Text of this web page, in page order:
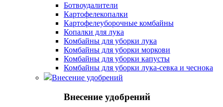
Ботвоудалители
Картофелекопалки
Картофелеуборочные комбайны
Копалки для лука
Комбайны для уборки лука
Комбайны для уборки моркови
Комбайны для уборки капусты
Комбайны для уборки лука-севка и чеснока
Внесение удобрений
Внесение удобрений